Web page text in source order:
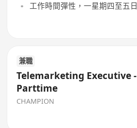
工作時間彈性，一星期四至五日
兼職
Telemarketing Executive -
Parttime
CHAMPION